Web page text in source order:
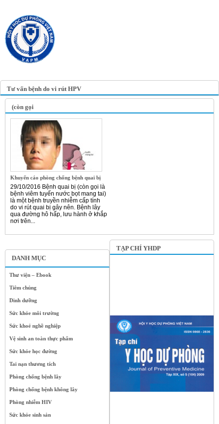
Tư vấn bệnh do vi rút HPV
DANH MỤC
Thư viện – Ebook
Tiêm chủng
Dinh dưỡng
Sức khỏe môi trường
Sức khoẻ nghề nghiệp
Vệ sinh an toàn thực phẩm
Sức khỏe học đường
Tai nạn thương tích
Phòng chống bệnh lây
Phòng chống bệnh không lây
Phòng nhiễm HIV
Sức khỏe sinh sản
(còn gọi
Khuyến cáo phòng chống bệnh quai bị
29/10/2016 Bệnh quai bị (còn gọi là
bệnh viêm tuyến nước bọt mang tai)
là một bệnh truyền nhiễm cấp tính
do vi rút quai bị gây nên. Bệnh lây
qua đường hô hấp, lưu hành ở khắp
nơi trên...
TẠP CHÍ YHDP